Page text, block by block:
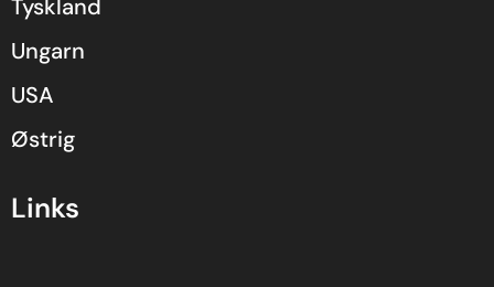
Tyskland
Ungarn
USA
Østrig
Links